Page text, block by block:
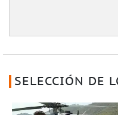
SELECCIÓN DE